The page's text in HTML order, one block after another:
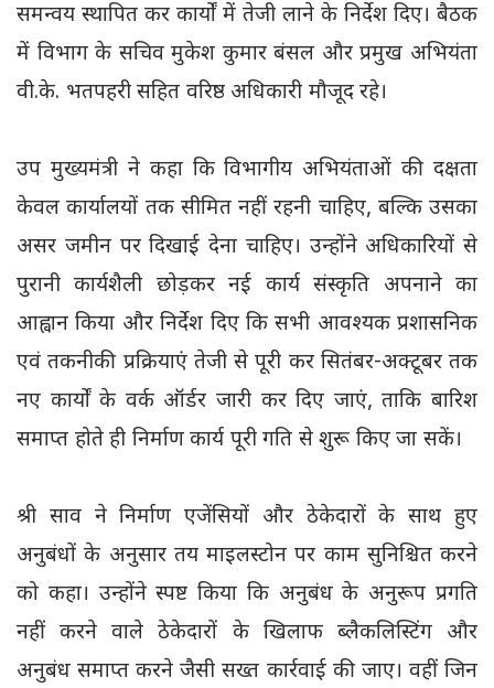
समन्वय स्थापित कर कार्यों में तेजी लाने के निर्देश दिए। बैठक
में विभाग के सचिव मुकेश कुमार बंसल और प्रमुख अभियंता
वी.के. भतपहरी सहित वरिष्ठ अधिकारी मौजूद रहे।
उप मुख्यमंत्री ने कहा कि विभागीय अभियंताओं की दक्षता
केवल कार्यालयों तक सीमित नहीं रहनी चाहिए, बल्कि उसका
असर जमीन पर दिखाई देना चाहिए। उन्होंने अधिकारियों से
पुरानी कार्यशैली छोड़कर नई कार्य संस्कृति अपनाने का
आह्वान किया और निर्देश दिए कि सभी आवश्यक प्रशासनिक
एवं तकनीकी प्रक्रियाएं तेजी से पूरी कर सितंबर-अक्टूबर तक
नए कार्यों के वर्क ऑर्डर जारी कर दिए जाएं, ताकि बारिश
समाप्त होते ही निर्माण कार्य पूरी गति से शुरू किए जा सकें।
श्री साव ने निर्माण एजेंसियों और ठेकेदारों के साथ हुए
अनुबंधों के अनुसार तय माइलस्टोन पर काम सुनिश्चित करने
को कहा। उन्होंने स्पष्ट किया कि अनुबंध के अनुरूप प्रगति
नहीं करने वाले ठेकेदारों के खिलाफ ब्लैकलिस्टिंग और
अनुबंध समाप्त करने जैसी सख्त कार्रवाई की जाए। वहीं जिन